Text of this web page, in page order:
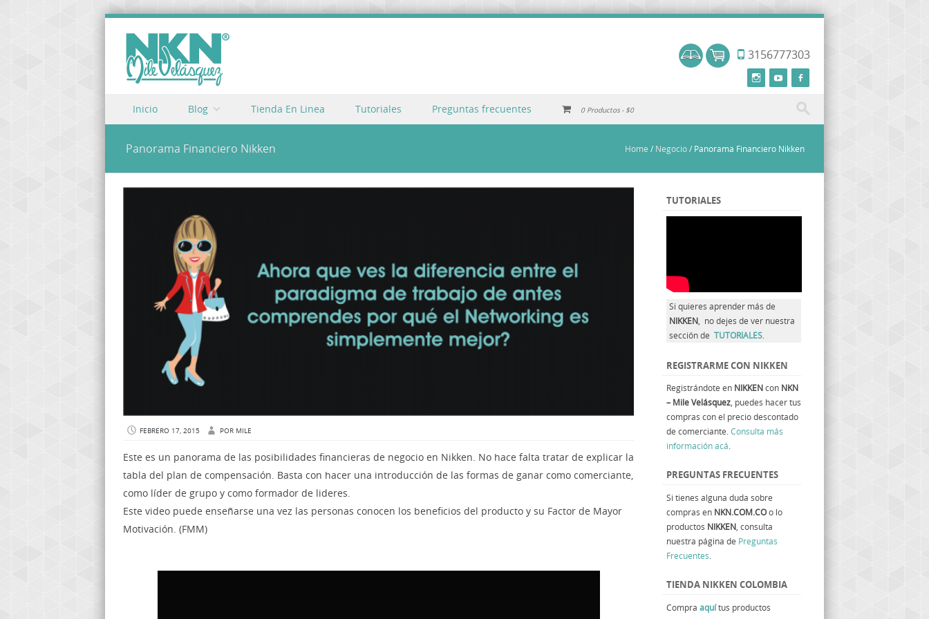
3156777303
Menu
Skip to content
Inicio Blog Tienda En Linea Tutoriales Preguntas frecuentes 0 Productos $0
Panorama Financiero Nikken Home / Negocio/ Panorama Financiero Nikken
FEBRERO 17, 2015 POR MILE
Este es un panorama de las posibilidades financieras de negocio en Nikken. No hace falta tratar de explicar la
tabla del plan de compensación. Basta con hacer una introducción de las formas de ganar como comerciante,
como líder de grupo y como formador de lideres.
Este video puede enseñarse una vez las personas conocen los beneficios del producto y su Factor de Mayor
Motivación. (FMM)
TUTORIALES
Si quieres aprender más de
NIKKEN, no dejes de ver nuestra
sección de TUTORIALES.
REGISTRARME CON NIKKEN
Registrándote en NIKKENcon NKN
– Mile Velásquez, puedes hacer tus
compras con el precio descontado
de comerciante.Consulta más
información acá.
PREGUNTAS FRECUENTES
Si tienes alguna duda sobre
compras en NKN.COM.COo lo
productos NIKKEN, consulta
nuestra página de Preguntas
Frecuentes.
TIENDA NIKKEN COLOMBIA
Compra aquí tus productos